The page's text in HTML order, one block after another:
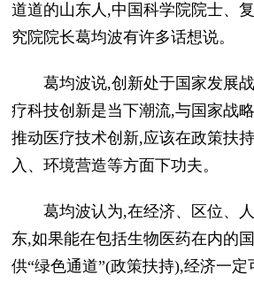
道道的山东人,中国科学院院士、
究院院长葛均波有许多话想说。
葛均波说,创新处于国家发展战
疗科技创新是当下潮流,与国家战
推动医疗技术创新,应该在政策扶
入、环境营造等方面下功夫。
葛均波认为,在经济、区位、人
东,如果能在包括生物医药在内的
供“绿色通道”(政策扶持),经济一定